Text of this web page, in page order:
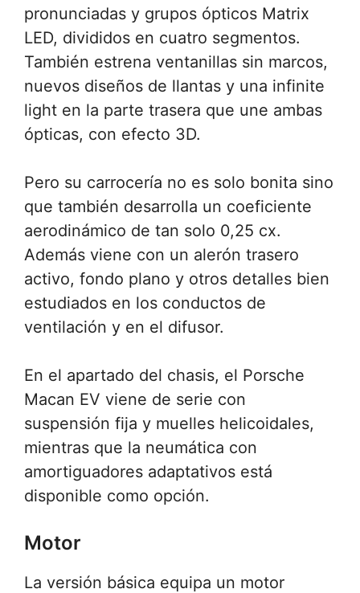
pronunciadas y grupos ópticos Matrix
LED, divididos en cuatro segmentos.
También estrena ventanillas sin marcos,
nuevos diseños de llantas y una infinite
light en la parte trasera que une ambas
ópticas, con efecto 3D.
Pero su carrocería no es solo bonita sino
que también desarrolla un coeficiente
aerodinámico de tan solo 0,25 cx.
Además viene con un alerón trasero
activo, fondo plano y otros detalles bien
estudiados en los conductos de
ventilación y en el difusor.
En el apartado del chasis, el Porsche
Macan EV viene de serie con
suspensión fija y muelles helicoidales,
mientras que la neumática con
amortiguadores adaptativos está
disponible como opción.
Motor
La versión básica equipa un motor